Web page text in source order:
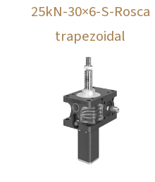
25kN-30×6-S-Rosca
trapezoidal